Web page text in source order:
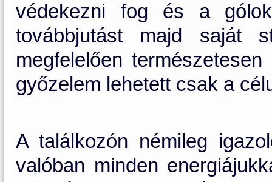
védekezni fog és a
továbbjutást majd saját
megfelelően
győzelem lehetett csak a
A találkozón némileg
valóban minden